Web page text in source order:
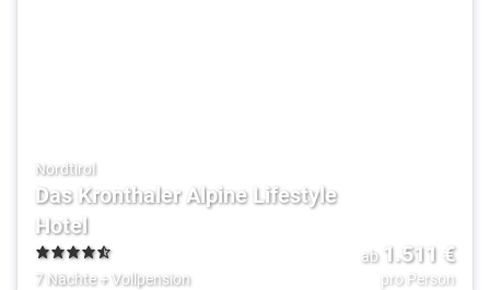
Nordtirol
Das Kronthaler Alpine Lifestyle
Hotel
4.5
7 Nächte+ Vollpension
ab 1.511 €
pro Person